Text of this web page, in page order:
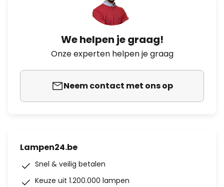
We helpen je graag!
Onze experten helpen je graag
Neem contact met ons op
Lampen24.be
Snel & veilig betalen
Keuze uit 1.200.000 lampen